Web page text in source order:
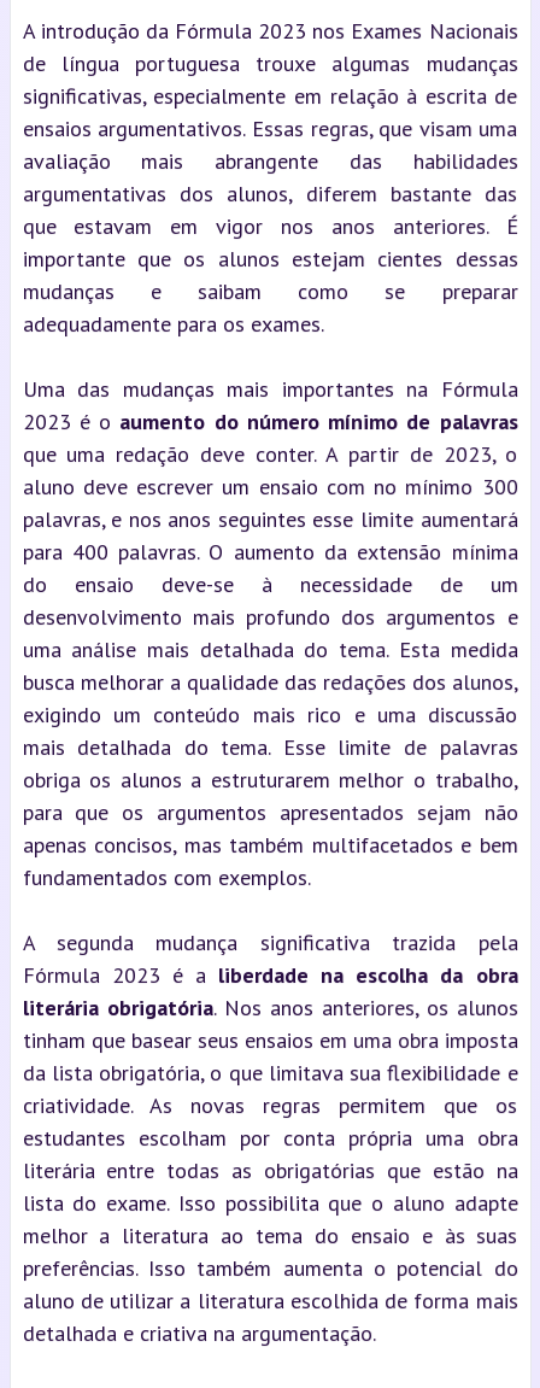
A introdução da Fórmula 2023 nos Exames Nacionais
de língua portuguesa trouxe algumas mudanças
significativas, especialmente em relação à escrita de
ensaios argumentativos. Essas regras, que visam uma
avaliação mais abrangente das habilidades
argumentativas dos alunos, diferem bastante das
que estavam em vigor nos anos anteriores. É
importante que os alunos estejam cientes dessas
mudanças e saibam como se preparar
adequadamente para os exames.
Uma das mudanças mais importantes na Fórmula
2023 é o aumento do número mínimo de palavras
que uma redação deve conter. A partir de 2023, o
aluno deve escrever um ensaio com no mínimo 300
palavras, e nos anos seguintes esse limite aumentará
para 400 palavras. O aumento da extensão mínima
do ensaio deve-se à necessidade de um
desenvolvimento mais profundo dos argumentos e
uma análise mais detalhada do tema. Esta medida
busca melhorar a qualidade das redações dos alunos,
exigindo um conteúdo mais rico e uma discussão
mais detalhada do tema. Esse limite de palavras
obriga os alunos a estruturarem melhor o trabalho,
para que os argumentos apresentados sejam não
apenas concisos, mas também multifacetados e bem
fundamentados com exemplos.
A segunda mudança significativa trazida pela
Fórmula 2023 é a liberdade na escolha da obra
literária obrigatória. Nos anos anteriores, os alunos
tinham que basear seus ensaios em uma obra imposta
da lista obrigatória, o que limitava sua flexibilidade e
criatividade. As novas regras permitem que os
estudantes escolham por conta própria uma obra
literária entre todas as obrigatórias que estão na
lista do exame. Isso possibilita que o aluno adapte
melhor a literatura ao tema do ensaio e às suas
preferências. Isso também aumenta o potencial do
aluno de utilizar a literatura escolhida de forma mais
detalhada e criativa na argumentação.